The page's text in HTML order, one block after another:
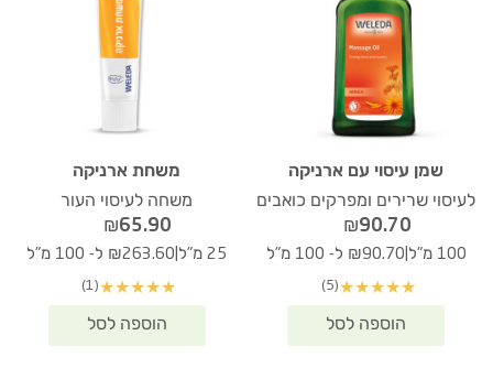
שמן עיסוי עם ארניקה
לעיסוי שרירים ומפרקים כואבים
₪90.70
100 מ"ל ₪90.70 ל- 100 מ"ל
★
★
★
★
★
(5)
משחת ארניקה
משחה לעיסוי העור
₪65.90
25 מ"ל ₪263.60 ל- 100 מ"ל
★
★
★
★
★
(1)